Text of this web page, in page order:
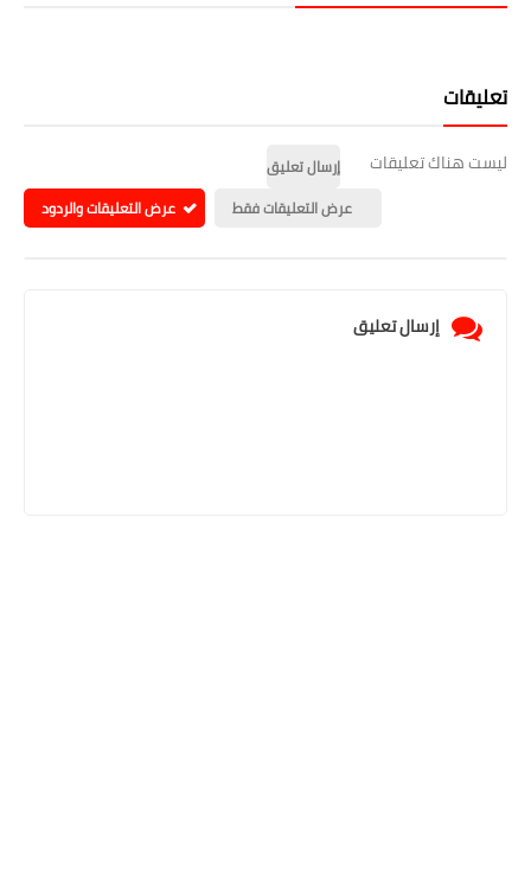
تعليقات
ليست هناك تعليقات
إرسال تعليق
عرض التعليقات فقط
عرض التعليقات والردود
إرسال تعليق